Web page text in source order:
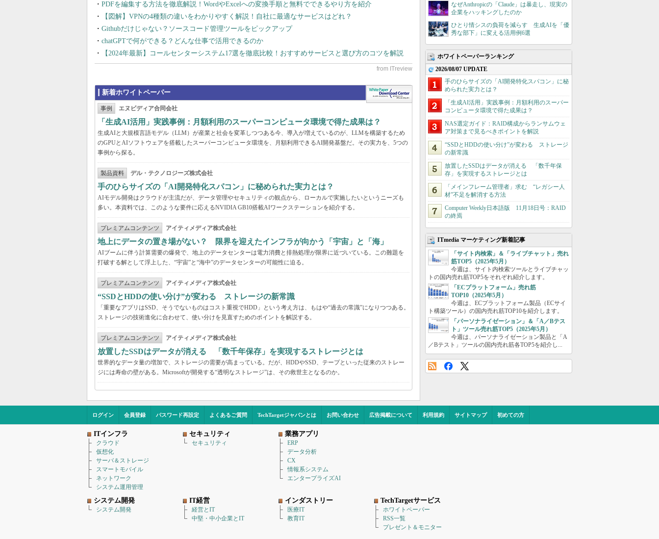
PDFを編集する方法を徹底解説！WordやExcelへの変換手順と無料でできるやり方を紹介
【図解】VPNの4種類の違いをわかりやすく解説！自社に最適なサービスはどれ？
Githubだけじゃない？ソースコード管理ツールをピックアップ
chatGPTで何ができる？どんな仕事で活用できるのか
【2024年最新】コールセンターシステム17選を徹底比較！おすすめサービスと選び方のコツを解説
新着ホワイトペーパー
事例 エヌビディア合同会社
「生成AI活用」実践事例：月額利用のスーパーコンピュータ環境で得た成果は？
生成AIと大規模言語モデル（LLM）が産業と社会を変革しつつある今、導入が増えているのが、LLMを構築するため
のGPUとAIソフトウェアを搭載したスーパーコンピュータ環境を、月額利用できるAI開発基盤だ。その実力を、5つの
事例から探る。
製品資料 デル・テクノロジーズ株式会社
手のひらサイズの「AI開発特化スパコン」に秘められた実力とは？
AIモデル開発はクラウドが主流だが、データ管理やセキュリティの観点から、ローカルで実施したいというニーズも
多い。本資料では、このような要件に応えるNVIDIA GB10搭載AIワークステーションを紹介する。
プレミアムコンテンツ アイティメディア株式会社
地上にデータの置き場がない？ 限界を迎えたインフラが向かう「宇宙」と「海」
AIブームに伴う計算需要の爆発で、地上のデータセンターは電力消費と排熱処理が限界に近づいている。この難題を
打破する解として浮上した、“宇宙”と“海中”のデータセンターの可能性に迫る。
プレミアムコンテンツ アイティメディア株式会社
“SSDとHDDの使い分け”が変わる ストレージの新常識
「重要なアプリはSSD、そうでないものはコスト重視でHDD」という考え方は、もはや“過去の常識”になりつつある。
ストレージの技術進化に合わせて、使い分けを見直すためのポイントを解説する。
プレミアムコンテンツ アイティメディア株式会社
放置したSSDはデータが消える 「数千年保存」を実現するストレージとは
世界的なデータ量の増加で、ストレージの需要が高まっている。だが、HDDやSSD、テープといった従来のストレー
ジには寿命の壁がある。Microsoftが開発する“透明なストレージ”は、その救世主となるのか。
なぜAnthropicの「Claude」は暴走し、現実の
企業をハッキングしたのか
ひとり情シスの負荷を減らす 生成AIを「優
秀な部下」に変える活用例6選
ホワイトペーパーランキング
2026/08/07 UPDATE
手のひらサイズの「AI開発特化スパコン」に秘
められた実力とは？
「生成AI活用」実践事例：月額利用のスーパー
コンピュータ環境で得た成果は？
NAS選定ガイド：RAID構成からランサムウェ
ア対策まで見るべきポイントを解説
“SSDとHDDの使い分け”が変わる ストレージ
の新常識
放置したSSDはデータが消える 「数千年保
存」を実現するストレージとは
「メインフレーム管理者」求む “レガシー人
材”不足を解消する方法
Computer Weekly日本語版 11月18日号：RAID
の終焉
ITmedia マーケティング新着記事
「サイト内検索」＆「ライブチャット」売れ
筋TOP5（2025年5月）
今週は、サイト内検索ツールとライブチャッ
トの国内売れ筋TOP5をそれぞれ紹介します。
「ECプラットフォーム」売れ筋
TOP10（2025年5月）
今週は、ECプラットフォーム製品（ECサイ
ト構築ツール）の国内売れ筋TOP10を紹介します。
「パーソナライゼーション」＆「A／Bテス
ト」ツール売れ筋TOP5（2025年5月）
今週は、パーソナライゼーション製品と「A
／Bテスト」ツールの国内売れ筋各TOP5を紹介し...
ログイン 会員登録 パスワード再設定 よくあるご質問 TechTargetジャパンとは お問い合わせ 広告掲載について 利用規約 サイトマップ 初めての方
ITインフラ
クラウド
仮想化
サーバ＆ストレージ
スマートモバイル
ネットワーク
システム運用管理
セキュリティ
セキュリティ
業務アプリ
ERP
データ分析
CX
情報系システム
エンタープライズAI
システム開発
システム開発
IT経営
経営とIT
中堅・中小企業とIT
インダストリー
医療IT
教育IT
TechTargetサービス
ホワイトペーパー
RSS一覧
プレゼント＆モニター